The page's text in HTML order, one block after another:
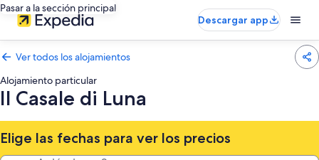
Pasar a la sección principal
Descargar app
Ver todos los alojamientos
Alojamiento particular
Il Casale di Luna
Elige las fechas para ver los precios